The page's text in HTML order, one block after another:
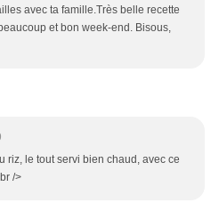
avec ta famille.Très belle recette
et bon week-end. Bisous,
riz, le tout servi bien chaud, avec ce
/>